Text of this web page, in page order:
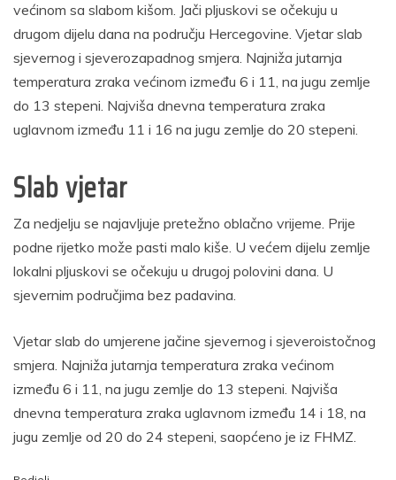
većinom sa slabom kišom. Jači pljuskovi se očekuju u
drugom dijelu dana na području Hercegovine. Vjetar slab
sjevernog i sjeverozapadnog smjera. Najniža jutarnja
temperatura zraka većinom između 6 i 11, na jugu zemlje
do 13 stepeni. Najviša dnevna temperatura zraka
uglavnom između 11 i 16 na jugu zemlje do 20 stepeni.
Slab vjetar
Za nedjelju se najavljuje pretežno oblačno vrijeme. Prije
podne rijetko može pasti malo kiše. U većem dijelu zemlje
lokalni pljuskovi se očekuju u drugoj polovini dana. U
sjevernim područjima bez padavina.
Vjetar slab do umjerene jačine sjevernog i sjeveroistočnog
smjera. Najniža jutarnja temperatura zraka većinom
između 6 i 11, na jugu zemlje do 13 stepeni. Najviša
dnevna temperatura zraka uglavnom između 14 i 18, na
jugu zemlje od 20 do 24 stepeni, saopćeno je iz FHMZ.